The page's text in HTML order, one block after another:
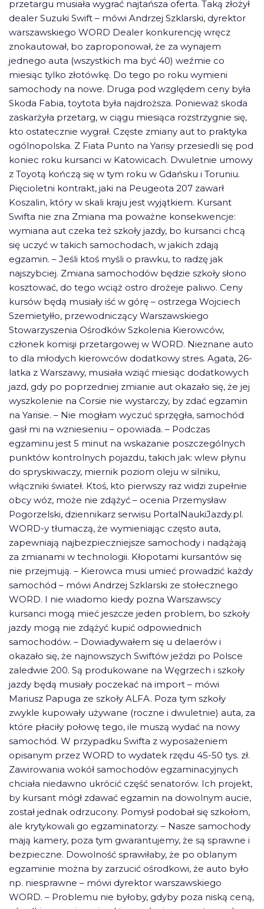
przetargu musiała wygrać najtańsza oferta. Taką złożył
dealer Suzuki Swift – mówi Andrzej Szklarski, dyrektor
warszawskiego WORD Dealer konkurencję wręcz
znokautował, bo zaproponował, że za wynajem
jednego auta (wszystkich ma być 40) weźmie co
miesiąc tylko złotówkę. Do tego po roku wymieni
samochody na nowe. Druga pod względem ceny była
Skoda Fabia, toytota była najdroższa. Ponieważ skoda
zaskarżyła przetarg, w ciągu miesiąca rozstrzygnie się,
kto ostatecznie wygrał. Częste zmiany aut to praktyka
ogólnopolska. Z Fiata Punto na Yarisy przesiedli się pod
koniec roku kursanci w Katowicach. Dwuletnie umowy
z Toyotą kończą się w tym roku w Gdańsku i Toruniu.
Pięcioletni kontrakt, jaki na Peugeota 207 zawarł
Koszalin, który w skali kraju jest wyjątkiem. Kursant
Swifta nie zna Zmiana ma poważne konsekwencje:
wymiana aut czeka też szkoły jazdy, bo kursanci chcą
się uczyć w takich samochodach, w jakich zdają
egzamin. – Jeśli ktoś myśli o prawku, to radzę jak
najszybciej. Zmiana samochodów będzie szkoły słono
kosztować, do tego wciąż ostro drożeje paliwo. Ceny
kursów będą musiały iść w górę – ostrzega Wojciech
Szemietyłło, przewodniczący Warszawskiego
Stowarzyszenia Ośrodków Szkolenia Kierowców,
członek komisji przetargowej w WORD. Nieznane auto
to dla młodych kierowców dodatkowy stres. Agata, 26-
latka z Warszawy, musiała wziąć miesiąc dodatkowych
jazd, gdy po poprzedniej zmianie aut okazało się, że jej
wyszkolenie na Corsie nie wystarczy, by zdać egzamin
na Yarisie. – Nie mogłam wyczuć sprzęgła, samochód
gasł mi na wzniesieniu – opowiada. – Podczas
egzaminu jest 5 minut na wskazanie poszczególnych
punktów kontrolnych pojazdu, takich jak: wlew płynu
do spryskiwaczy, miernik poziom oleju w silniku,
włączniki świateł. Ktoś, kto pierwszy raz widzi zupełnie
obcy wóz, może nie zdążyć – ocenia Przemysław
Pogorzelski, dziennikarz serwisu PortalNaukiJazdy.pl.
WORD-y tłumaczą, że wymieniając często auta,
zapewniają najbezpieczniejsze samochody i nadążają
za zmianami w technologii. Kłopotami kursantów się
nie przejmują. – Kierowca musi umieć prowadzić każdy
samochód – mówi Andrzej Szklarski ze stołecznego
WORD. I nie wiadomo kiedy pozna Warszawscy
kursanci mogą mieć jeszcze jeden problem, bo szkoły
jazdy mogą nie zdążyć kupić odpowiednich
samochodów. – Dowiadywałem się u delaerów i
okazało się, że najnowszych Swiftów jeździ po Polsce
zaledwie 200. Są produkowane na Węgrzech i szkoły
jazdy będą musiały poczekać na import – mówi
Mariusz Papuga ze szkoły ALFA. Poza tym szkoły
zwykle kupowały używane (roczne i dwuletnie) auta, za
które płaciły połowę tego, ile muszą wydać na nowy
samochód. W przypadku Swifta z wyposażeniem
opisanym przez WORD to wydatek rzędu 45-50 tys. zł.
Zawirowania wokół samochodów egzaminacyjnych
chciała niedawno ukrócić część senatorów. Ich projekt,
by kursant mógł zdawać egzamin na dowolnym aucie,
został jednak odrzucony. Pomysł podobał się szkołom,
ale krytykowali go egzaminatorzy. – Nasze samochody
mają kamery, poza tym gwarantujemy, że są sprawne i
bezpieczne. Dowolność sprawiłaby, że po oblanym
egzaminie można by zarzucić ośrodkowi, że auto było
np. niesprawne – mówi dyrektor warszawskiego
WORD. – Problemu nie byłoby, gdyby poza niską ceną,